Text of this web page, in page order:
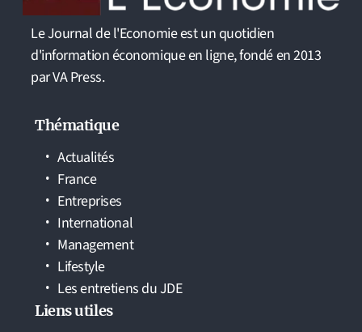
Le Journal de l'Economie est un quotidien
d'information économique en ligne, fondé en 2013
par VA Press.
Thématique
Actualités
France
Entreprises
International
Management
Lifestyle
Les entretiens du JDE
Liens utiles